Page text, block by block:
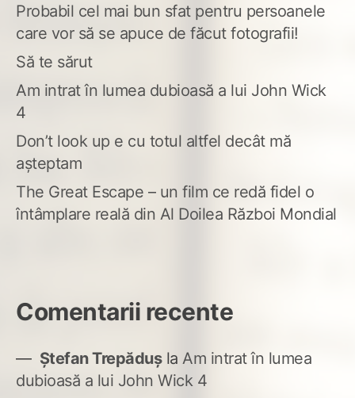
Probabil cel mai bun sfat pentru persoanele
care vor să se apuce de făcut fotografii!
Să te sărut
Am intrat în lumea dubioasă a lui John Wick
4
Don’t look up e cu totul altfel decât mă
așteptam
The Great Escape – un film ce redă fidel o
întâmplare reală din Al Doilea Război Mondial
Comentarii recente
Ștefan Trepădușla Am intrat în lumea
dubioasă a lui John Wick 4